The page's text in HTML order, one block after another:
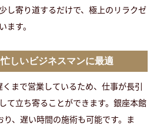
し寄り道するだけで、極上のリラクゼ
ます。
しいビジネスマンに最適
くまで営業しているため、仕事が長引
て立ち寄ることができます。銀座本館
、遅い時間の施術も可能です。ま